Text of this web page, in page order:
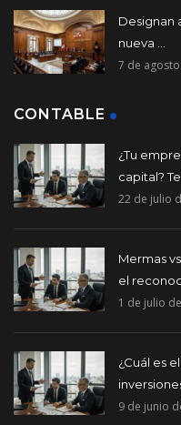
Designan
nueva ...
7 de
CONTABLE
¿Tu
capital? Te
22 de julio
Mermas
el
1 de julio
¿Cuál es
inversiones
9 de junio